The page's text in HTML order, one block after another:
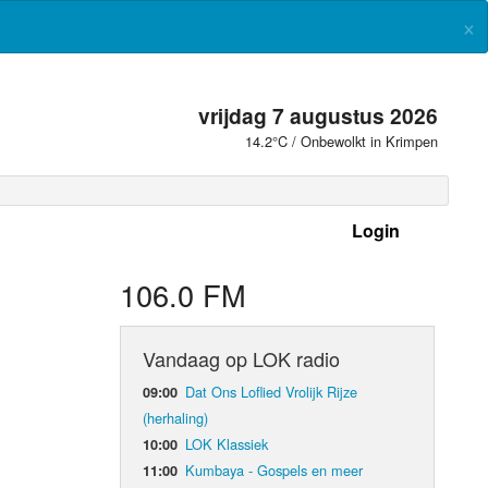
×
vrijdag 7 augustus 2026
14.2°C / Onbewolkt in Krimpen
Login
106.0 FM
Vandaag op LOK radio
09:00 Dat Ons Loflied Vrolijk Rijze
(herhaling)
10:00 LOK Klassiek
11:00 Kumbaya - Gospels en meer